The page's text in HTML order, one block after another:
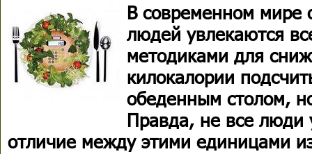
В современном мире
людей увлекаются
методиками для
килокалории
обеденным столом,
Правда, не все люди
отличие между этими единицами